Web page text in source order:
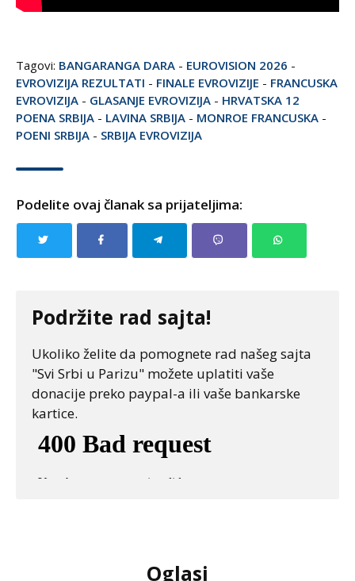
Tagovi: BANGARANGA DARA - EUROVISION 2026 -
EVROVIZIJA REZULTATI - FINALE EVROVIZIJE - FRANCUSKA
EVROVIZIJA - GLASANJE EVROVIZIJA - HRVATSKA 12
POENA SRBIJA - LAVINA SRBIJA - MONROE FRANCUSKA -
POENI SRBIJA - SRBIJA EVROVIZIJA
Podelite ovaj članak sa prijateljima:
Podržite rad sajta!
Ukoliko želite da pomognete rad našeg sajta
"Svi Srbi u Parizu" možete uplatiti vaše
donacije preko paypal-a ili vaše bankarske
kartice.
Oglasi